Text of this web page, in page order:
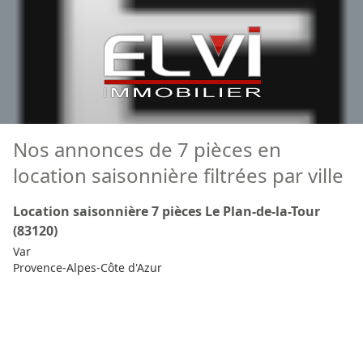
Nos annonces de 7 pièces en
location saisonnière filtrées par ville
Location saisonnière 7 pièces Le Plan-de-la-Tour
(83120)
Var
Provence-Alpes-Côte d'Azur